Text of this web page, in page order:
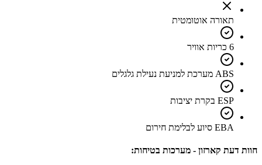
תאורה אוטומטית
6 כריות אוויר
ABS מערכת למניעת נעילת גלגלים
ESP בקרת יציבות
EBA סיוע לבלימת חירום
חוות דעת קארזון - מערכות בטיחות: